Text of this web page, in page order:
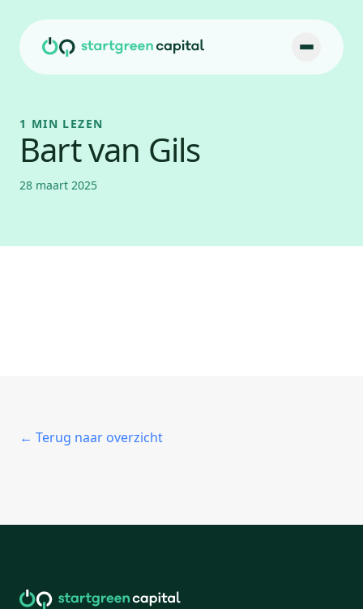
1 MIN LEZEN
Bart van Gils
28 maart 2025
← Terug naar overzicht